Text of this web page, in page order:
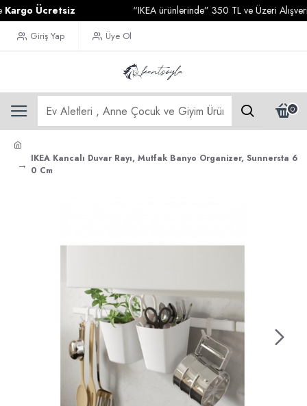
Ücretsiz “IKEA ürünlerinde” 350 TL ve Üzeri
Giriş Yap Üye Ol
0
IKEA Kancalı Duvar Rayı, Mutfak Banyo Organizer, Sunnersta 6
0 Cm